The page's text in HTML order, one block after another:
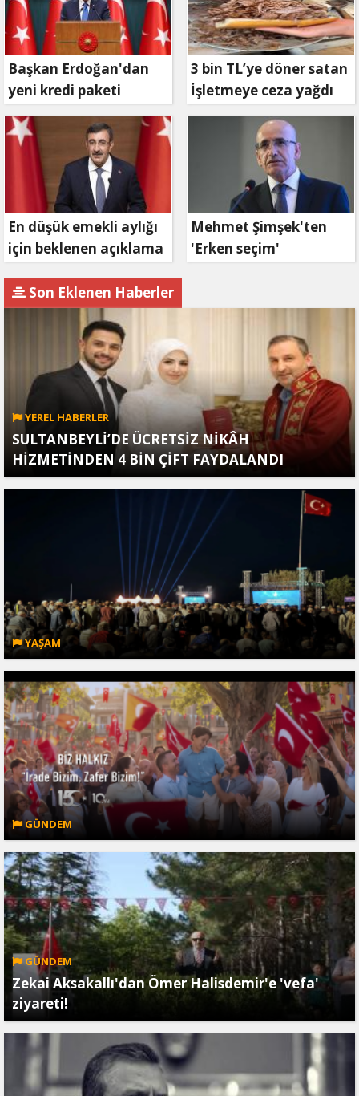
Başkan Erdoğan'dan
yeni kredi paketi
müjdesi: 6 ay geri
ödemesiz, 36 ay vadeli
3 bin TL’ye döner satan
İşletmeye ceza yağdı
En düşük emekli aylığı
için beklenen açıklama
Mehmet Şimşek'ten
'Erken seçim'
Son Eklenen Haberler
YEREL HABERLER
SULTANBEYLİ’DE ÜCRETSİZ NİKÂH
HİZMETİNDEN 4 BİN ÇİFT FAYDALANDI
YAŞAM
GÜNDEM
GÜNDEM
Zekai Aksakallı'dan Ömer Halisdemir'e 'vefa'
ziyareti!